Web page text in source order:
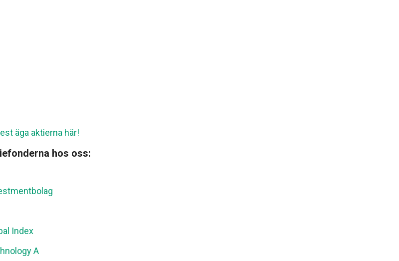
äga aktierna här!
fonderna hos oss:
Index
A